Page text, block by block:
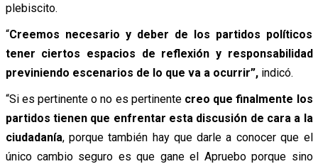
plebiscito.
“Creemos necesario y deber de los partidos políticos
tener ciertos espacios de reflexión y responsabilidad
previniendo escenarios de lo que va a ocurrir”,indicó.
“Si es pertinente o no es pertinente creo que finalmente los
partidos tienen que enfrentar esta discusión de cara a la
ciudadanía, porque también hay que darle a conocer que el
único cambio seguro es que gane el Apruebo porque sino